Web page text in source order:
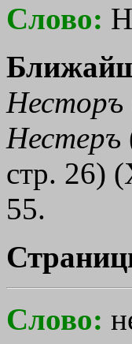
Слово:
Несторъ
Нестеръ
стр. 26)
55.
Слово: